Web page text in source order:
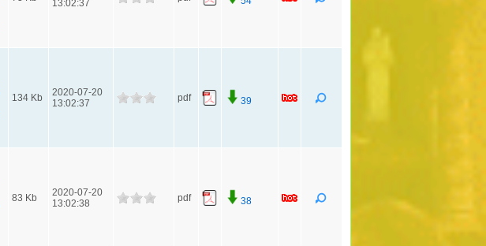
13:02:37
134 Kb
2020-07-20
13:02:37
pdf 39
83 Kb
2020-07-20
13:02:38
pdf 38